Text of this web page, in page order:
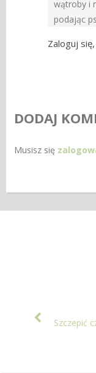
wątroby i
podając
Zaloguj
DODAJ
Musisz się
Szczepić